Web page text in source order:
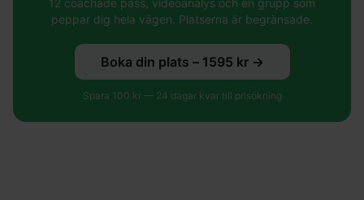
peppar dig hela vägen. Platserna är begränsade.
Boka din plats – 1595 kr →
Spara 100 kr — 24 dagar kvar till prisökning